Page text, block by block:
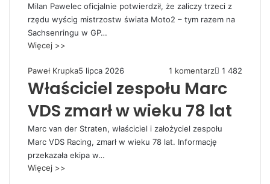
Milan Pawelec oficjalnie potwierdził, że zaliczy trzeci z
rzędu wyścig mistrzostw świata Moto2 – tym razem na
Sachsenringu w GP…
Więcej >>
Paweł Krupka5 lipca 2026 1 komentarz 1 482
Właściciel zespołu Marc
VDS zmarł w wieku 78 lat
Marc van der Straten, właściciel i założyciel zespołu
Marc VDS Racing, zmarł w wieku 78 lat. Informację
przekazała ekipa w…
Więcej >>